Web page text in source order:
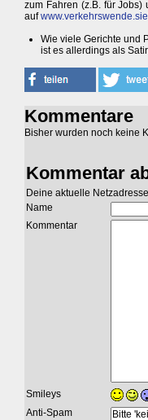
zum Fahren (z.B. für
auf
Wie viele Gerichte und
ist es allerdings als
Kommentare
Bisher wurden noch keine
Kommentar
Deine aktuelle
Name
Kommentar
Smileys
Anti-Spam